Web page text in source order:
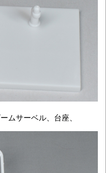
ムサーベル、台座、